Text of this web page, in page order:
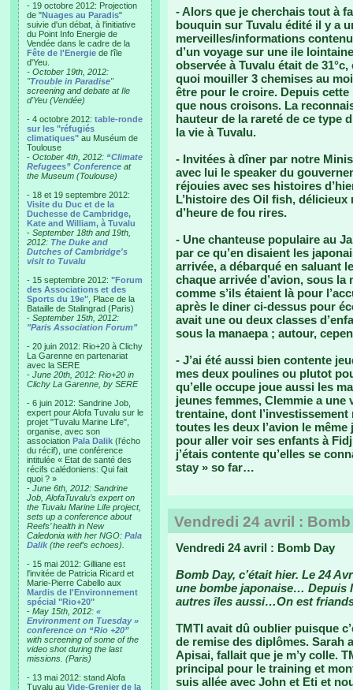
- 19 octobre 2012: Projection
de "Nuages au Paradis"
suivie d'un débat, à l'initiative
du Point Info Energie de
Vendée dans le cadre de la
Fête de l'Energie de l'île
d'Yeu.
- October 19th, 2012:
"Trouble in Paradise"
screening and debate at Ile
d'Yeu (Vendée)
- 4 octobre 2012: table-ronde
sur les "réfugiés
climatiques" au Muséum de
Toulouse
- October 4th, 2012: “Climate
Refugees” Conference at
the Museum (Toulouse)
- 18 et 19 septembre 2012:
Visite du Duc et de la
Duchesse de Cambridge,
Kate and William, à Tuvalu
- September 18th and 19th,
2012: The Duke and
Dutches of Cambridge's
visit to Tuvalu
- 15 septembre 2012: "Forum
des Associations et des
Sports du 19e" , Place de la
Bataille de Stalingrad (Paris)
- September 15th, 2012:
"Paris Association Forum"
- 20 juin 2012: Rio+20 à Clichy
La Garenne en partenariat
avec la SERE
- June 20th, 2012: Rio+20 in
Clichy La Garenne, by SERE
- 6 juin 2012: Sandrine Job,
expert pour Alofa Tuvalu sur le
projet "Tuvalu Marine Life",
organise, avec son
association Pala Dalik (l’écho
du récif), une conférence
intitulée « Etat de santé des
récifs calédoniens: Qui fait
quoi ? »
- June 6th, 2012: Sandrine
Job, AlofaTuvalu’s expert on
the Tuvalu Marine Life project,
sets up a conference about
Reefs’ health in New
Caledonia with her NGO: Pala
Dalik (the reef’s echoes).
- 15 mai 2012: Gilliane est
l'invitée de Patricia Ricard et
Marie-Pierre Cabello aux
Mardis de l'Environnement
spécial "Rio+20"
- May 15th, 2012: «
Environment on Tuesday »
conference on “Rio +20”
with screening of some of the
video shot during the last
missions. (Paris)
- 13 mai 2012: stand Alofa
Tuvalu au Vide-Grenier de la
- Alors que je cherchais tout à
bouquin sur Tuvalu édité il y a
merveilles/informations
d’un voyage sur une ile
observée à Tuvalu était de
quoi mouiller 3 chemises au
être pour le croire. Depuis
que nous croisons. La
hauteur de la rareté de ce type
la vie à Tuvalu.
- Invitées à dîner par notre
avec lui le speaker du
réjouies avec ses histoires
L’histoire des Oil fish,
d’heure de fou rires.
- Une chanteuse populaire au
par ce qu’en disaient les
arrivée, a débarqué en saluant
chaque arrivée d’avion, sous la
comme s’ils étaient là pour
après le diner ci-dessus pour
avait une ou deux classes
sous la manaepa ; autour,
- J’ai été aussi bien contente
mes deux poulines ou plutot
qu’elle occupe joue aussi les
jeunes femmes, Clemmie a une
trentaine, dont
toutes les deux l’avion le
pour aller voir ses enfants à
j’étais contente qu’elles se
stay » so far…
Vendredi 24 avril :
Vendredi 24 avril : Bomb Day
Bomb Day, c’était hier. Le 24
une bombe japonaise… Depuis
autres îles aussi…On est
TMTI avait dû oublier puisque
de remise des diplômes. Sarah
Apisai, fallait que je m’y colle.
principal pour le training et
suis allée avec John et Eti et